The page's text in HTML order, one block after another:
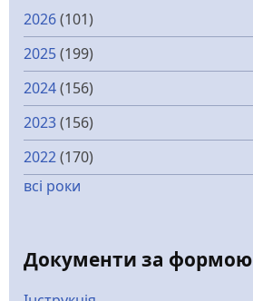
2026(101)
2025(199)
2024(156)
2023(156)
2022(170)
всі роки
Документи за формою